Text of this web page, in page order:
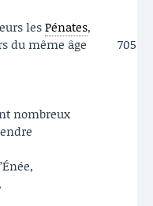
lesPénates,
du même âge
705
nombreux